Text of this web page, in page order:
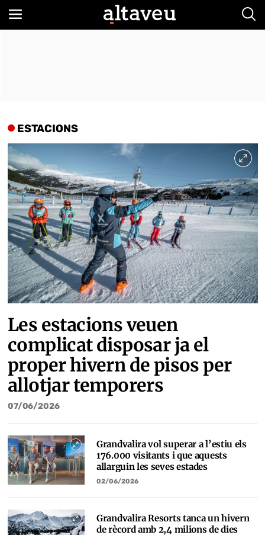
ESTACIONS
Les estacions veuen
complicat disposar ja el
proper hivern de pisos per
allotjar temporers
07/06/2026
Grandvalira vol superar a l’estiu els
176.000 visitants i que aquests
allarguin les seves estades
02/06/2026
Grandvalira Resorts tanca un hivern
de rècord amb 2,4 milions de dies